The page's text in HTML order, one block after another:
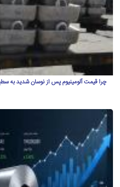
چرا قیمت آلومینیوم پس از نوسان شدید به